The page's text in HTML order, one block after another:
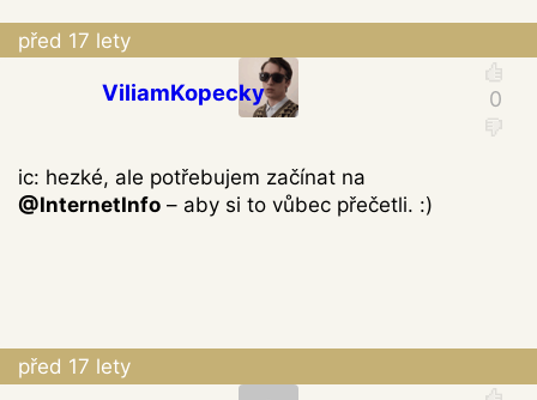
před 17 lety
ViliamKopecky
ic: hezké, ale potřebujem začínat na
@InternetInfo – aby si to vůbec přečetli. :)
před 17 lety